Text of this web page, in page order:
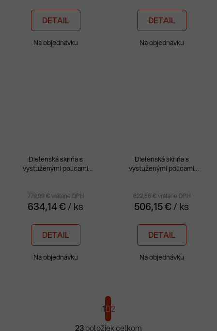
DETAIL
Na objednávku
DETAIL
Na objednávku
Dielenská skriňa s
vystuženými policami
779,99 € vrátane DPH
634,14 €/ ks
DETAIL
Na objednávku
Dielenská skriňa s
vystuženými policami
622,56 € vrátane DPH
506,15 €/ ks
DETAIL
Na objednávku
S
t
r
á
1
2
23položiek celkom